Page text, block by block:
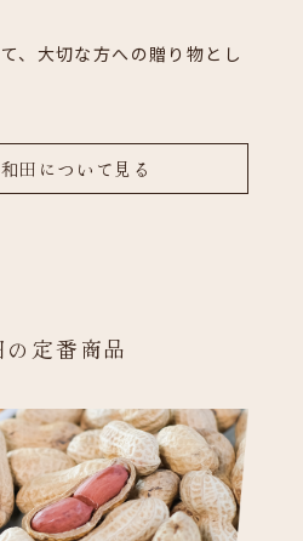
、大切な方への贈り物とし
田について見る
の定番商品